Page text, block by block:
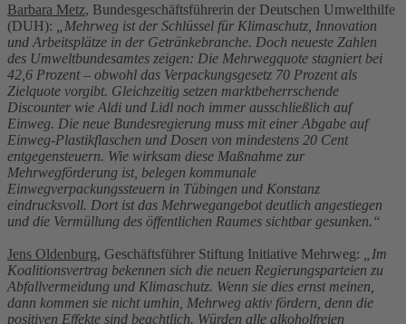
Barbara Metz, Bundesgeschäftsführerin der Deutschen Umwelthilfe
(DUH):
„Mehrweg ist der Schlüssel für Klimaschutz, Innovation
und Arbeitsplätze in der Getränkebranche. Doch neueste Zahlen
des Umweltbundesamtes zeigen: Die Mehrwegquote stagniert bei
42,6 Prozent – obwohl das Verpackungsgesetz 70 Prozent als
Zielquote vorgibt. Gleichzeitig setzen marktbeherrschende
Discounter wie Aldi und Lidl noch immer ausschließlich auf
Einweg. Die neue Bundesregierung muss mit einer Abgabe auf
Einweg-Plastikflaschen und Dosen von mindestens 20 Cent
entgegensteuern. Wie wirksam diese Maßnahme zur
Mehrwegförderung ist, belegen kommunale
Einwegverpackungssteuern in Tübingen und Konstanz
eindrucksvoll. Dort ist das Mehrwegangebot deutlich angestiegen
und die Vermüllung des öffentlichen Raumes sichtbar gesunken.“
Jens Oldenburg, Geschäftsführer Stiftung Initiative Mehrweg:
„Im
Koalitionsvertrag bekennen sich die neuen Regierungsparteien zu
Abfallvermeidung und Klimaschutz. Wenn sie dies ernst meinen,
dann kommen sie nicht umhin, Mehrweg aktiv fördern, denn die
positiven Effekte sind beachtlich. Würden alle alkoholfreien